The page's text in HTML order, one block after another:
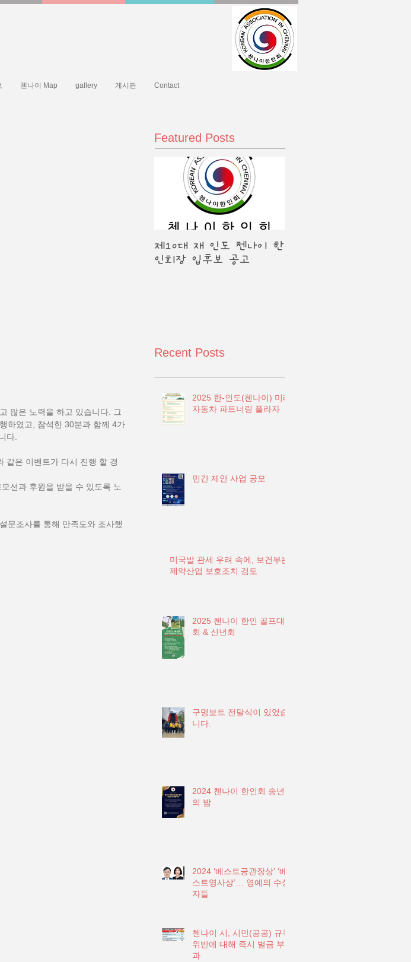
첸나이 Map gallery 게시판 Contact
많은 노력을 하고 있습니다. 그
하였고, 참석한 30분과 함께 4가
다.
같은 이벤트가 다시 진행 할 경
션과 후원을 받을 수 있도록 노
문조사를 통해 만족도와 조사했
Featured Posts
제10대 재 인도 첸나이 한
인회장 입후보 공고
Recent Posts
2025 한-인도(첸나이) 미래
자동차 파트너링 플라자
민간 제안 사업 공모
미국발 관세 우려 속에, 보건부는
제약산업 보호조치 검토
2025 첸나이 한인 골프대
회 & 신년회
구명보트 전달식이 있었습
니다.
2024 첸나이 한인회 송년
의 밤
2024 ‘베스트공관장상’ ‘베
스트영사상’… 영예의 수상
자들
첸나이 시, 시민(공공) 규칙
위반에 대해 즉시 벌금 부
과